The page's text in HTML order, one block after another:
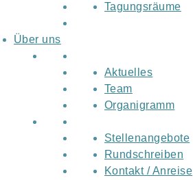
Tagungsräume
Über uns
Aktuelles
Team
Organigramm
Stellenangebote
Rundschreiben
Kontakt / Anreise